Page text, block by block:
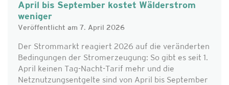
April bis September kostet Wälderstrom
weniger
Veröffentlicht am 7. April 2026
Der Strommarkt reagiert 2026 auf die veränderten
Bedingungen der Stromerzeugung: So gibt es seit 1.
April keinen Tag-Nacht-Tarif mehr und die
Netznutzungsentgelte sind von April bis September